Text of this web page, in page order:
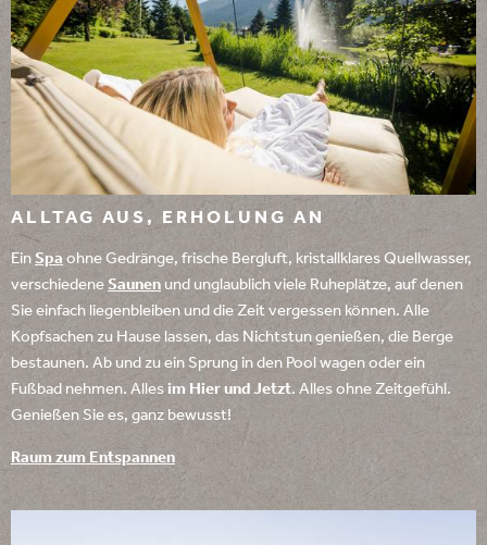
ALLTAG AUS, ERHOLUNG AN
Ein Spa ohne Gedränge, frische Bergluft, kristallklares Quellwasser,
verschiedene Saunen und unglaublich viele Ruheplätze, auf denen
Sie einfach liegenbleiben und die Zeit vergessen können. Alle
Kopfsachen zu Hause lassen, das Nichtstun genießen, die Berge
bestaunen. Ab und zu ein Sprung in den Pool wagen oder ein
Fußbad nehmen. Alles im Hier und Jetzt. Alles ohne Zeitgefühl.
Genießen Sie es, ganz bewusst!
Raum zum Entspannen